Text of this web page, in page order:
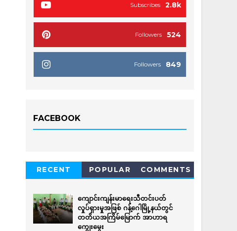
2.8k
Subscribes
524
Followers
849
Followers
FACEBOOK
RECENT POPULAR COMMENTS
ကျောင်းကျန်းမာရေးသီတင်းပတ်
လှုပ်ရှားမှုအဖြစ် ဂန့်ဂေါမြို့နယ်တွင်
တတိယအကြိမ်မြောက် အာဟာရ
ကျွေးမွေး